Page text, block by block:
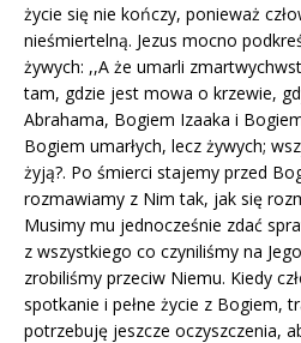
życie się nie kończy, ponieważ
nieśmiertelną. Jezus mocno
żywych: ,,A że umarli
tam, gdzie jest mowa o krzewie,
Abrahama, Bogiem Izaaka i
Bogiem umarłych, lecz żywych;
żyją?. Po śmierci stajemy przed
rozmawiamy z Nim tak, jak się
Musimy mu jednocześnie zdać
z wszystkiego co czyniliśmy na
zrobiliśmy przeciw Niemu. Kiedy
spotkanie i pełne życie z Bogiem,
potrzebuję jeszcze oczyszczenia,